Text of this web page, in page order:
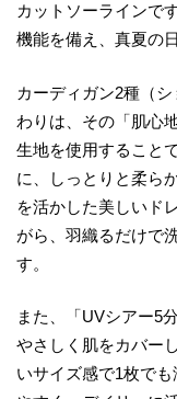
カットソーラインで
機能を備え、真夏の
カーディガン2種（
わりは、その「肌心
生地を使用すること
に、しっとりと柔ら
を活かした美しいド
がら、羽織るだけで
す。
また、「UVシアー5
やさしく肌をカバー
いサイズ感で1枚で